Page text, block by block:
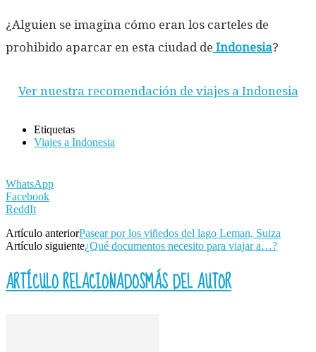
¿Alguien se imagina cómo eran los carteles de
prohibido aparcar en esta ciudad de Indonesia?
Ver nuestra recomendación de viajes a Indonesia
Etiquetas
Viajes a Indonesia
WhatsApp
Facebook
ReddIt
Artículo anteriorPasear por los viñedos del lago Leman, Suiza
Artículo siguiente¿Qué documentos necesito para viajar a…?
ARTÍCULO RELACIONADOSMÁS DEL AUTOR